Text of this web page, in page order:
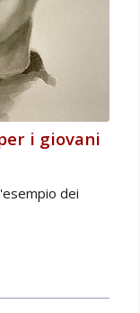
i giovani
dei